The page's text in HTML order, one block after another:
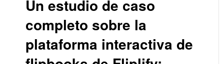
Un estudio de caso
completo sobre la
plataforma interactiva de